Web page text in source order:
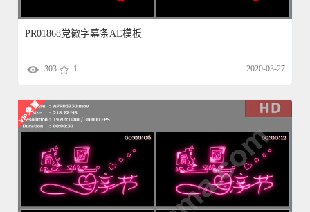
PR01868党徽字幕条AE模板
303 1 2020-03-27